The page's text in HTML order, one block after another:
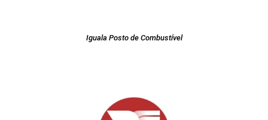
Iguala Posto de Combustível